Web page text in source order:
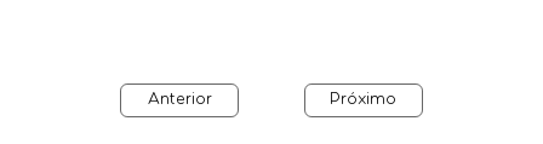
Anterior Próximo